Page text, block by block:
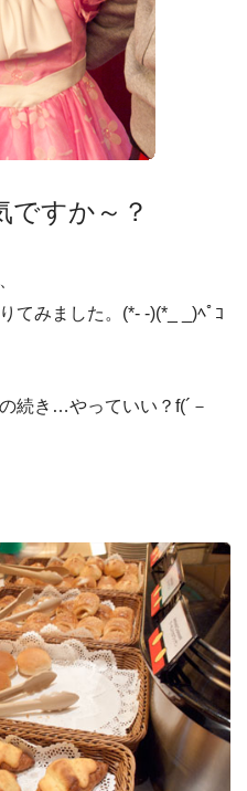
ですか～？
てみました。(*- -)(*_ _)ﾍﾟｺ
続き…やっていい？f(´－